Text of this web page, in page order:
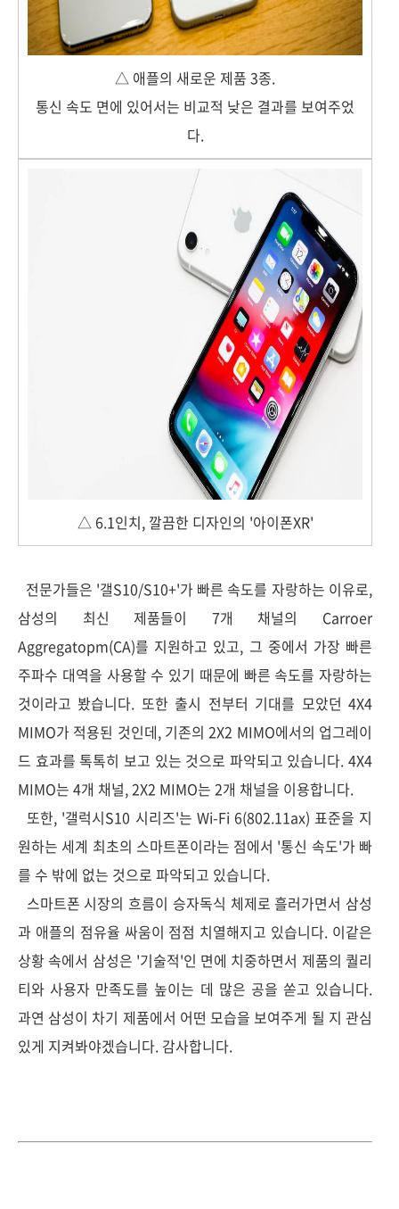
△ 애플의 새로운 제품 3종.
통신 속도 면에 있어서는 비교적 낮은 결과를 보여주었
다.
△ 6.1인치, 깔끔한 디자인의 '아이폰XR'
전문가들은 '갤S10/S10+'가 빠른 속도를 자랑하는 이유로,
삼성의 최신 제품들이 7개 채널의 Carroer
Aggregatopm(CA)를 지원하고 있고, 그 중에서 가장 빠른
주파수 대역을 사용할 수 있기 때문에 빠른 속도를 자랑하는
것이라고 봤습니다. 또한 출시 전부터 기대를 모았던 4X4
MIMO가 적용된 것인데, 기존의 2X2 MIMO에서의 업그레이
드 효과를 톡톡히 보고 있는 것으로 파악되고 있습니다. 4X4
MIMO는 4개 채널, 2X2 MIMO는 2개 채널을 이용합니다.
또한, '갤럭시S10 시리즈'는 Wi-Fi 6(802.11ax) 표준을 지
원하는 세계 최초의 스마트폰이라는 점에서 '통신 속도'가 빠
를 수 밖에 없는 것으로 파악되고 있습니다.
스마트폰 시장의 흐름이 승자독식 체제로 흘러가면서 삼성
과 애플의 점유율 싸움이 점점 치열해지고 있습니다. 이같은
상황 속에서 삼성은 '기술적'인 면에 치중하면서 제품의 퀄리
티와 사용자 만족도를 높이는 데 많은 공을 쏟고 있습니다.
과연 삼성이 차기 제품에서 어떤 모습을 보여주게 될 지 관심
있게 지켜봐야겠습니다. 감사합니다.